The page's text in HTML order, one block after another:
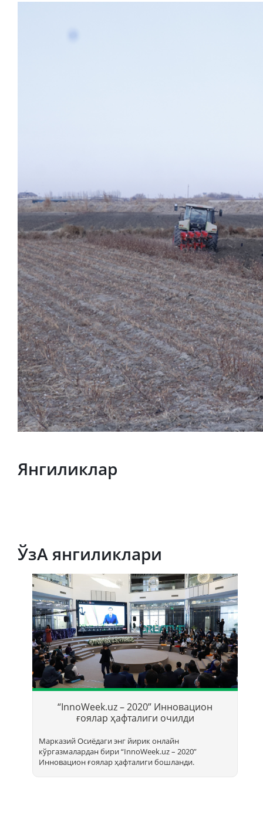
Янгиликлар
ЎзА янгиликлари
“InnoWeek.uz – 2020” Инновацион
ғоялар ҳафталиги очилди
Марказий Осиёдаги энг йирик онлайн
кўргазмалардан бири “InnoWееk.uz – 2020”
Инновацион ғоялар ҳафталиги бошланди.